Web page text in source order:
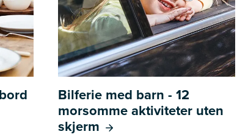
Bilferie med barn - 12
morsomme aktiviteter uten
skjerm